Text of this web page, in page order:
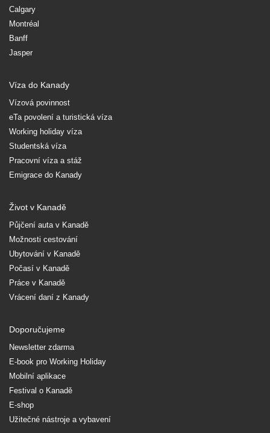
Calgary
Montréal
Banff
Jasper
Víza do Kanady
Vízová povinnost
eTa povolení a turistická víza
Working holiday víza
Studentská víza
Pracovní víza a stáž
Emigrace do Kanady
Život v Kanadě
Půjčení auta v Kanadě
Možnosti cestování
Ubytování v Kanadě
Počasí v Kanadě
Práce v Kanadě
Vrácení daní z Kanady
Doporučujeme
Newsletter zdarma
E-book pro Working Holiday
Mobilní aplikace
Festival o Kanadě
E-shop
Užitečné nástroje a vybavení